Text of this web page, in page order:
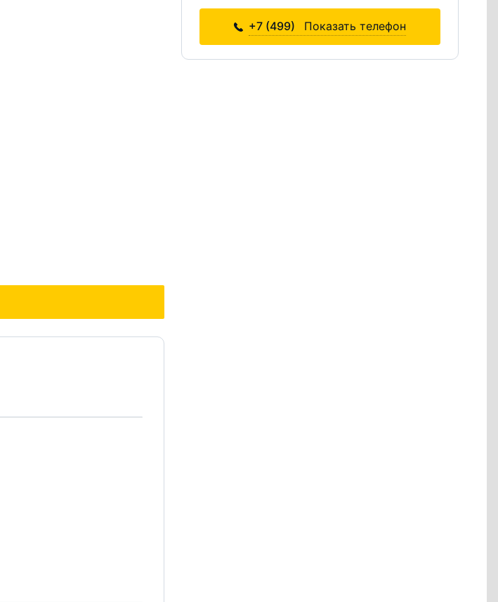
+7 (499) Показать телефон